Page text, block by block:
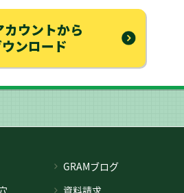
ウントから
ンロード
GRAMブログ
資料請求